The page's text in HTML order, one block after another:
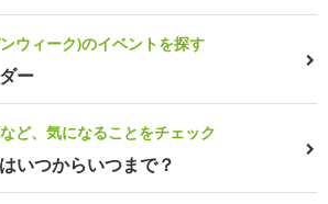
ウィーク)のイベントを探す
ー
ど、気になることをチェック
いつからいつまで？